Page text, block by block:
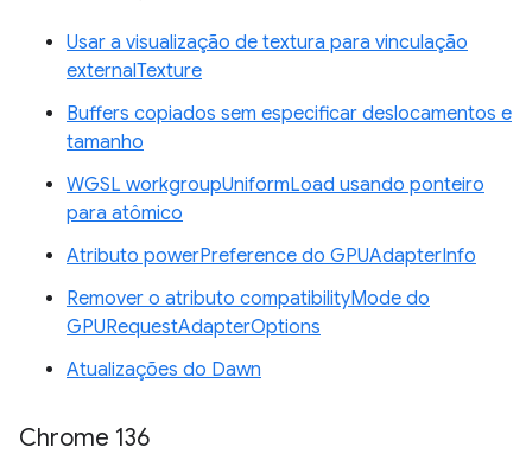
Usar a visualização de textura para vinculação
externalTexture
Buffers copiados sem especificar deslocamentos e
tamanho
WGSL workgroupUniformLoad usando ponteiro
para atômico
Atributo powerPreference do GPUAdapterInfo
Remover o atributo compatibilityMode do
GPURequestAdapterOptions
Atualizações do Dawn
Chrome 136